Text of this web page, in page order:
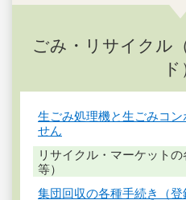
ごみ・リサイクル
ド
生ごみ処理機と生ごみコ
せん
リサイクル・マーケット
等）
集団回収の各種手続き（登